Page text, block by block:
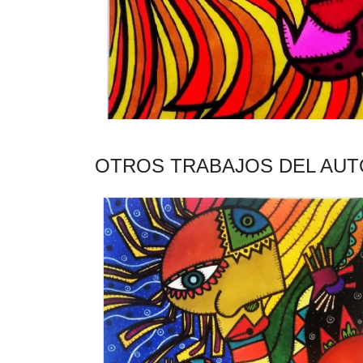
OTROS TRABAJOS DEL